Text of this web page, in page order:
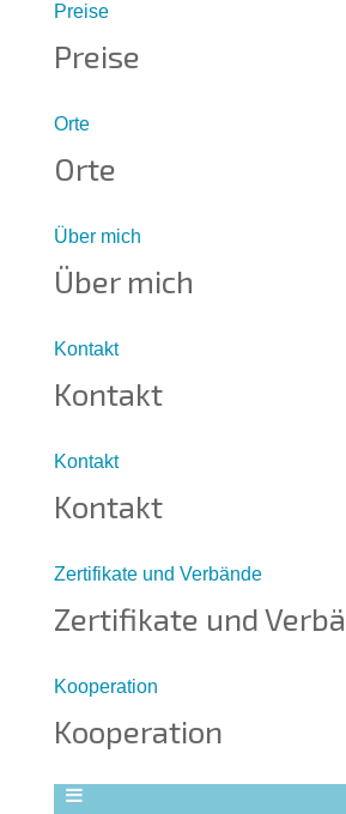
Preise
Preise
Orte
Orte
Über mich
Über mich
Kontakt
Kontakt
Kontakt
Kontakt
Zertifikate und Verbände
Zertifikate und
Kooperation
Kooperation